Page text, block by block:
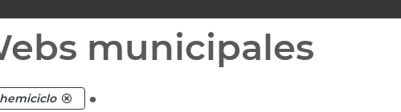
municipales
hemiciclo .